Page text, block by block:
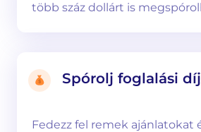
több száz dollárt is
Spórolj foglalási
Fedezz fel remek ajánlatokat